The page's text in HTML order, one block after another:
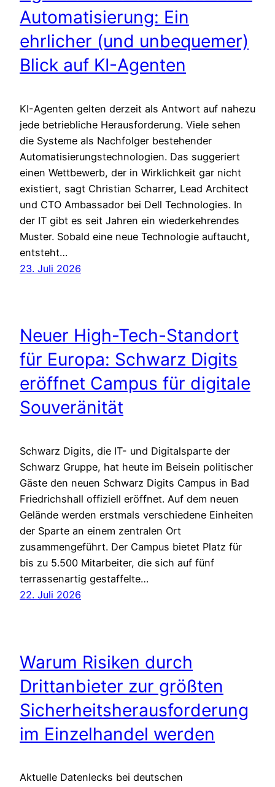
Automatisierung: Ein
ehrlicher (und unbequemer)
Blick auf KI-Agenten
KI-Agenten gelten derzeit als Antwort auf nahezu
jede betriebliche Herausforderung. Viele sehen
die Systeme als Nachfolger bestehender
Automatisierungstechnologien. Das suggeriert
einen Wettbewerb, der in Wirklichkeit gar nicht
existiert, sagt Christian Scharrer, Lead Architect
und CTO Ambassador bei Dell Technologies. In
der IT gibt es seit Jahren ein wiederkehrendes
Muster. Sobald eine neue Technologie auftaucht,
entsteht…
23. Juli 2026
Neuer High-Tech-Standort
für Europa: Schwarz Digits
eröffnet Campus für digitale
Souveränität
Schwarz Digits, die IT- und Digitalsparte der
Schwarz Gruppe, hat heute im Beisein politischer
Gäste den neuen Schwarz Digits Campus in Bad
Friedrichshall offiziell eröffnet. Auf dem neuen
Gelände werden erstmals verschiedene Einheiten
der Sparte an einem zentralen Ort
zusammengeführt. Der Campus bietet Platz für
bis zu 5.500 Mitarbeiter, die sich auf fünf
terrassenartig gestaffelte…
22. Juli 2026
Warum Risiken durch
Drittanbieter zur größten
Sicherheitsherausforderung
im Einzelhandel werden
Aktuelle Datenlecks bei deutschen